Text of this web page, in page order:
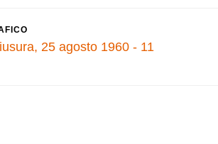
25 agosto 1960 - 11